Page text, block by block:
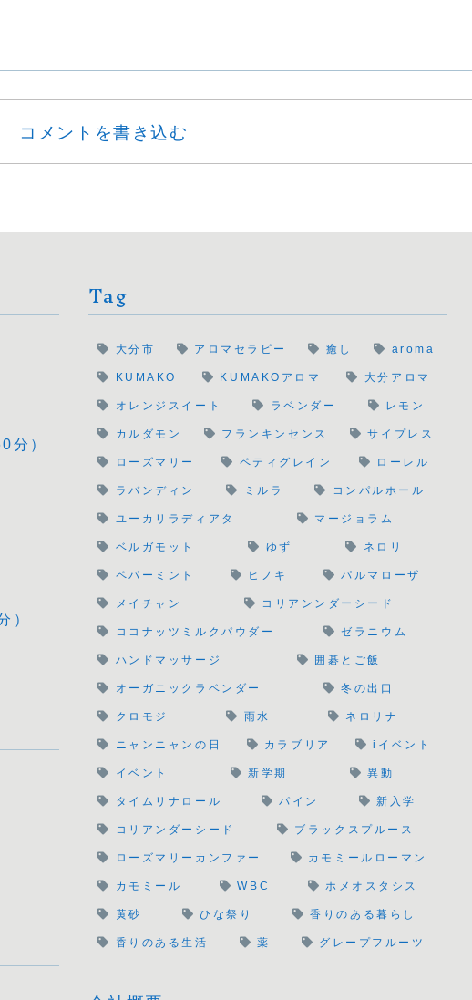
コメントを書き込む
分）
）
Tag
大分市 アロマセラピー 癒し aroma
KUMAKO KUMAKOアロマ 大分アロマ
オレンジスイート ラベンダー レモン
カルダモン フランキンセンス サイプレス
ローズマリー ペティグレイン ローレル
ラバンディン ミルラ コンパルホール
ユーカリラディアタ マージョラム
ベルガモット ゆず ネロリ
ペパーミント ヒノキ パルマローザ
メイチャン コリアンンダーシード
ココナッツミルクパウダー ゼラニウム
ハンドマッサージ 囲碁とご飯
オーガニックラベンダー 冬の出口
クロモジ 雨水 ネロリナ
ニャンニャンの日 カラブリア iイベント
イベント 新学期 異動
タイムリナロール パイン 新入学
コリアンダーシード ブラックスプルース
ローズマリーカンファー カモミールローマン
カモミール WBC ホメオスタシス
黄砂 ひな祭り 香りのある暮らし
香りのある生活 薬 グレープフルーツ